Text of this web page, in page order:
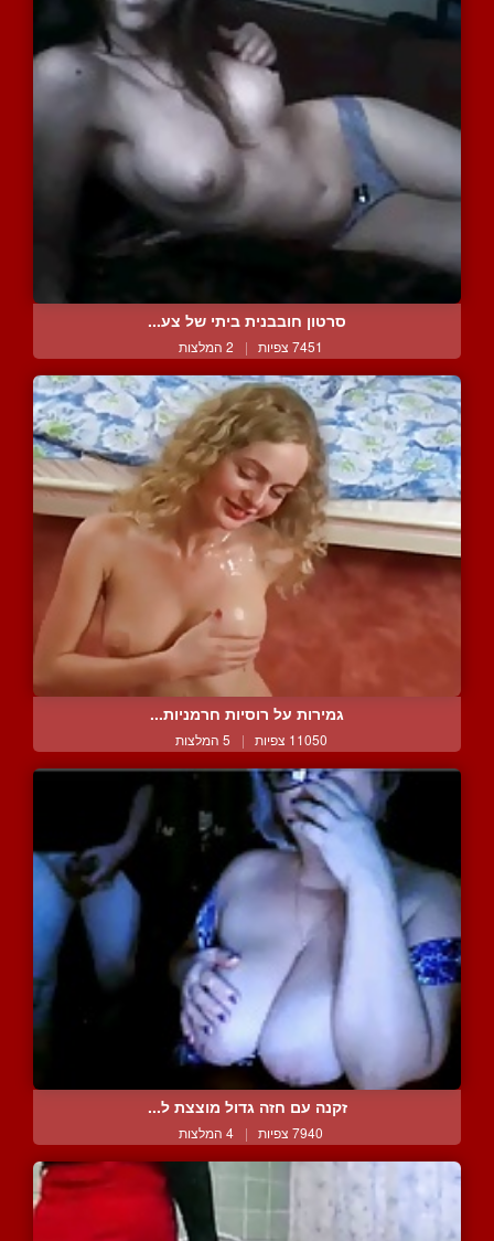
סרטון חובבנית ביתי של צע...
7451 צפיות | 2 המלצות
גמירות על רוסיות חרמניות...
11050 צפיות | 5 המלצות
זקנה עם חזה גדול מוצצת ל...
7940 צפיות | 4 המלצות